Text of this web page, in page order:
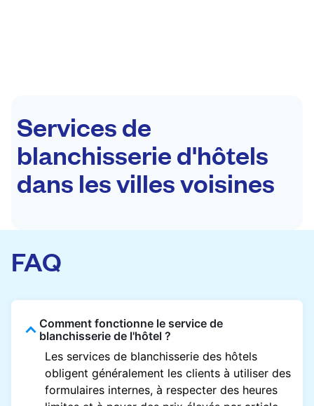
Services de
blanchisserie d'hôtels
dans les villes voisines
FAQ
Comment fonctionne le service de
blanchisserie de l'hôtel ?
Les services de blanchisserie des hôtels
obligent généralement les clients à utiliser des
formulaires internes, à respecter des heures